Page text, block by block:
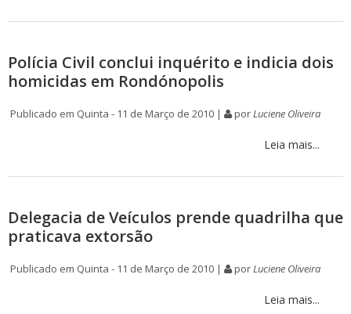
Polícia Civil conclui inquérito e indicia dois
homicidas em Rondónopolis
Publicado em Quinta - 11 de Março de 2010 | porLuciene Oliveira
Leia mais...
Delegacia de Veículos prende quadrilha que
praticava extorsão
Publicado em Quinta - 11 de Março de 2010 | porLuciene Oliveira
Leia mais...